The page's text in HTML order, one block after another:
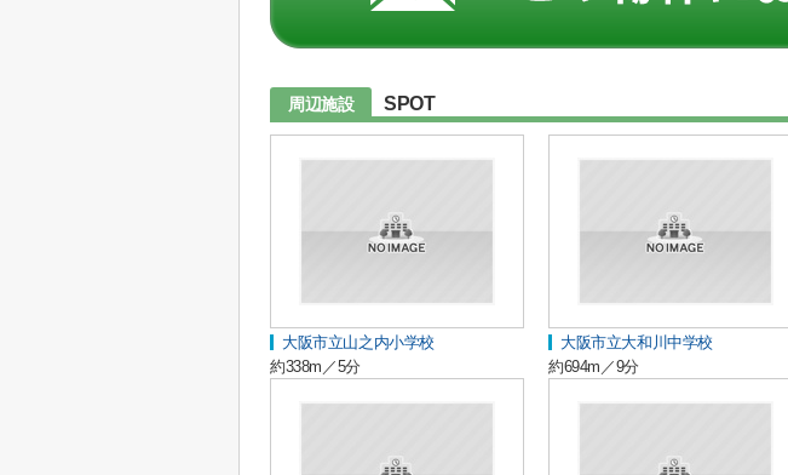
周辺施設 SPOT
大阪市立山之内小学校
約338m／5分
大阪市立大和川中学校
約694m／9分